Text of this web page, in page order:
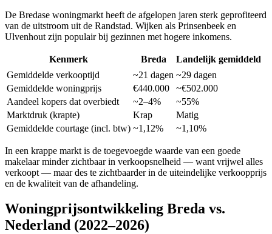
De Bredase woningmarkt heeft de afgelopen jaren sterk geprofiteerd
van de uitstroom uit de Randstad. Wijken als Prinsenbeek en
Ulvenhout zijn populair bij gezinnen met hogere inkomens.
Kenmerk Breda
Landelijk gemiddeld
Gemiddelde verkooptijd
~21 dagen ~29 dagen
Gemiddelde woningprijs
€440.000
~€502.000
Aandeel kopers dat overbiedt
~2–4%
~55%
Marktdruk (krapte)
Krap
Matig
Gemiddelde courtage (incl. btw) ~1,12% ~1,10%
In een krappe markt is de toegevoegde waarde van een goede
makelaar minder zichtbaar in verkoopsnelheid — want vrijwel alles
verkoopt — maar des te zichtbaarder in de uiteindelijke verkoopprijs
en de kwaliteit van de afhandeling.
Woningprijsontwikkeling Breda vs.
Nederland (2022–2026)